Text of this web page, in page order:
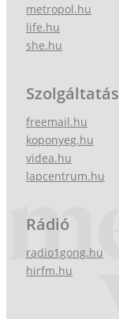
metropol.hu
life.hu
she.hu
Szolgáltatás
freemail.hu
koponyeg.hu
videa.hu
lapcentrum.hu
Rádió
radio1gong.hu
hirfm.hu